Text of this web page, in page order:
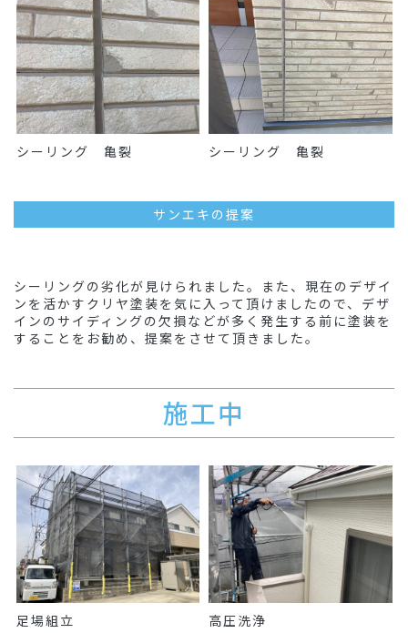
シーリング 亀裂 シーリング 亀裂
サンエキの提案
シーリングの劣化が見けられました。また、現在のデザイ
ンを活かすクリヤ塗装を気に入って頂けましたので、デザ
インのサイディングの欠損などが多く発生する前に塗装を
することをお勧め、提案をさせて頂きました。
施工中
足場組立 高圧洗浄